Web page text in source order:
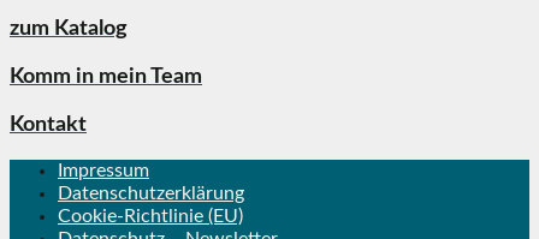
zum Katalog
Komm in mein Team
Kontakt
Impressum
Datenschutzerklärung
Cookie-Richtlinie (EU)